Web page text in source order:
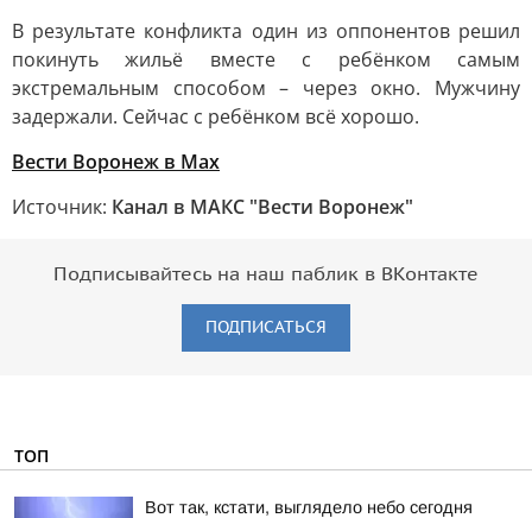
В результате конфликта один из оппонентов решил
покинуть жильё вместе с ребёнком самым
экстремальным способом – через окно. Мужчину
задержали. Сейчас с ребёнком всё хорошо.
Вести Воронеж в Max
Источник: Канал в МАКС "Вести Воронеж"
Подписывайтесь на наш паблик в ВКонтакте
ПОДПИСАТЬСЯ
ТОП
Вот так, кстати, выглядело небо сегодня